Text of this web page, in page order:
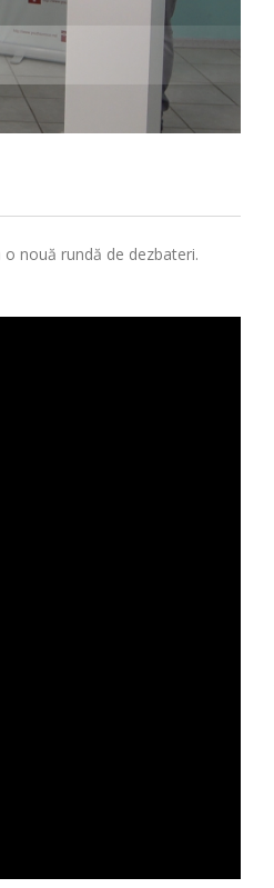
nouă rundă de dezbateri.